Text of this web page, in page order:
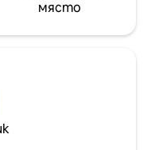
място